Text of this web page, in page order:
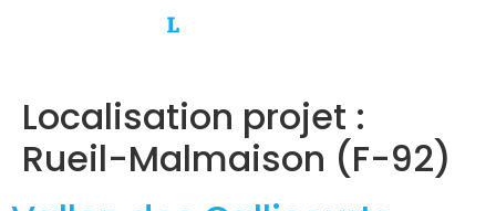
Localisation projet :
Rueil-Malmaison (F-92)